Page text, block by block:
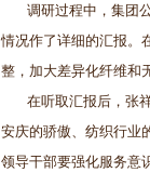
调研过程中，集团公
情况作了详细的汇报。
整，加大差异化纤维和
在听取汇报后，张祥
安庆的骄傲、纺织行业
领导干部要强化服务意